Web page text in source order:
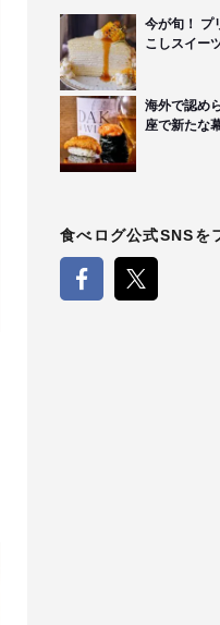
今が旬！ プ
こしスイー
海外で認め
座で新たな
食べログ公式SNSを